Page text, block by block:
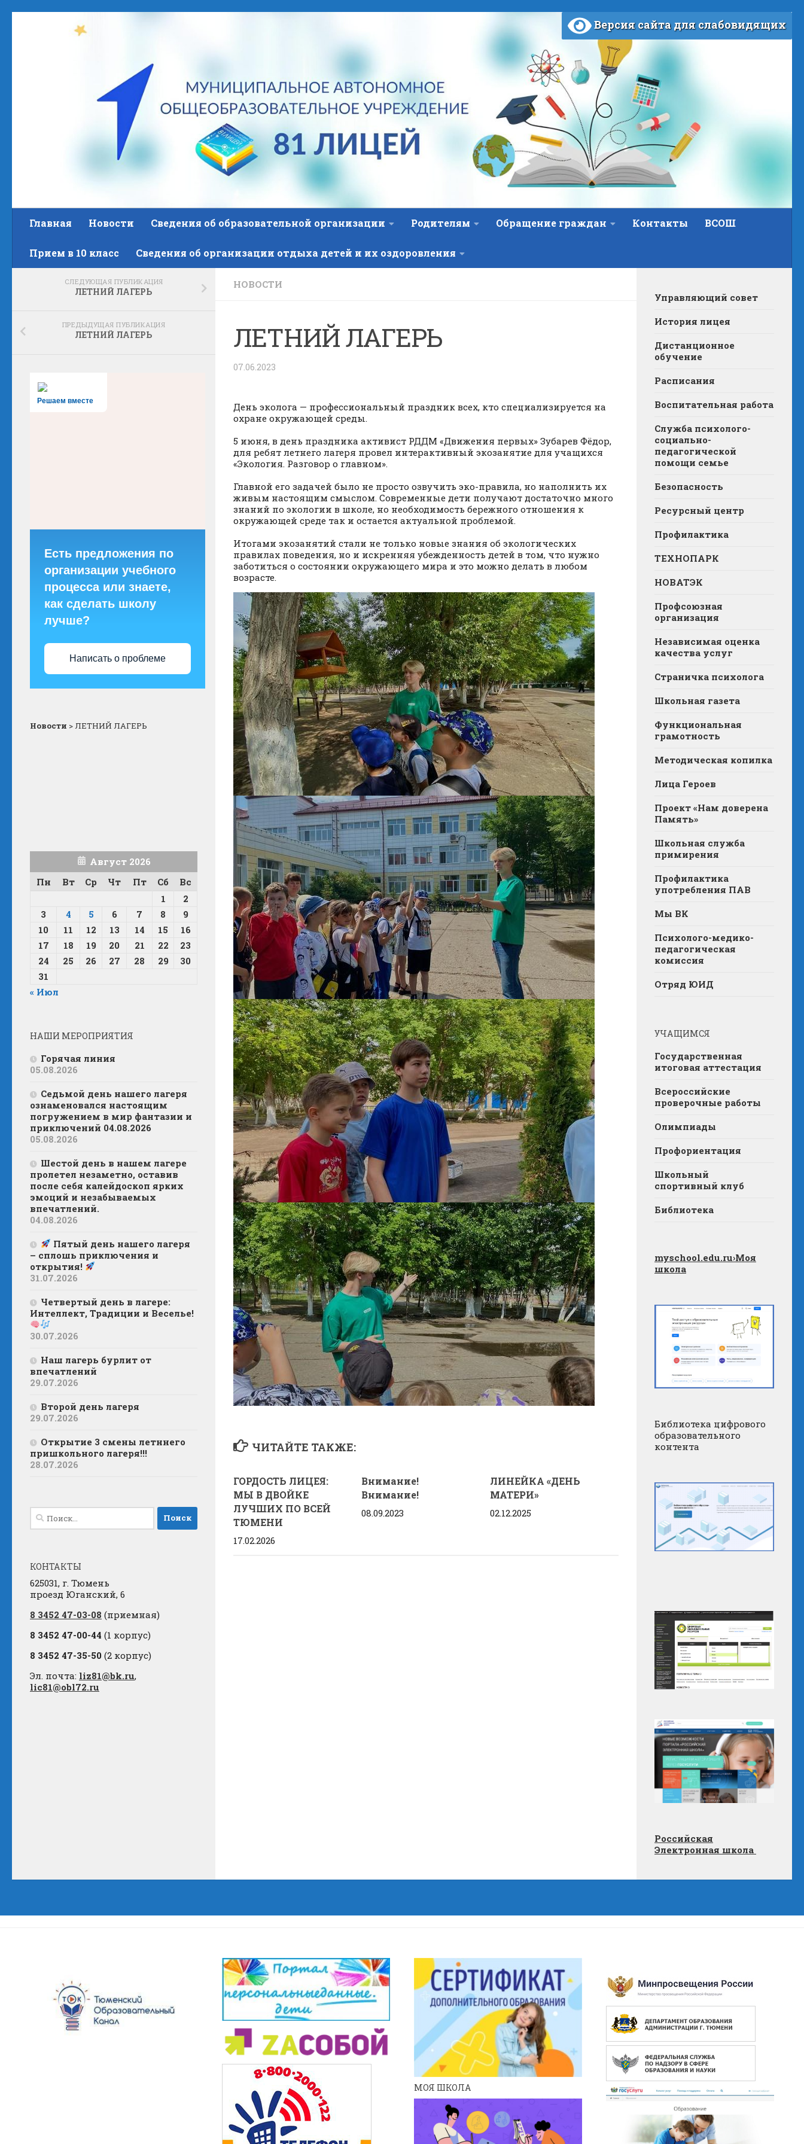
Версия сайта для слабовидящих
Главная Новости Сведения об образовательной организации Родителям Обращение граждан Контакты ВСОШ
Прием в 10 класс Сведения об организации отдыха детей и их оздоровления
НОВОСТИ
ЛЕТНИЙ ЛАГЕРЬ
07.06.2023
День эколога — профессиональный праздник всех, кто специализируется на
охране окружающей среды.
5 июня, в день праздника активист РДДМ «Движения первых» Зубарев Фёдор,
для ребят летнего лагеря провел интерактивный экозанятие для учащихся
«Экология. Разговор о главном».
Главной его задачей было не просто озвучить эко-правила, но наполнить их
живым настоящим смыслом. Современные дети получают достаточно много
знаний по экологии в школе, но необходимость бережного отношения к
окружающей среде так и остается актуальной проблемой.
Итогами экозанятий стали не только новые знания об экологических
правилах поведения, но и искренняя убежденность детей в том, что нужно
заботиться о состоянии окружающего мира и это можно делать в любом
возрасте.
ЧИТАЙТЕ ТАКЖЕ:
ГОРДОСТЬ ЛИЦЕЯ:
МЫ В ДВОЙКЕ
ЛУЧШИХ ПО ВСЕЙ
ТЮМЕНИ
17.02.2026
Внимание!
Внимание!
08.09.2023
ЛИНЕЙКА «ДЕНЬ
МАТЕРИ»
02.12.2025
СЛЕДУЮЩАЯ ПУБЛИКАЦИЯ
ЛЕТНИЙ ЛАГЕРЬ
ПРЕДЫДУЩАЯ ПУБЛИКАЦИЯ
ЛЕТНИЙ ЛАГЕРЬ
Решаем вместе
Есть предложения по
организации учебного
процесса или знаете,
как сделать школу
лучше?
Написать о проблеме
Новости >ЛЕТНИЙ ЛАГЕРЬ
Август 2026
Пн
Вт Ср Чт Пт Сб
Вс
1
2
3
4 5 6 7 8
9
10
11 12 13 14 15
16
17
18 19 20 21 22
23
24
25 26 27 28 29
30
31
« Июл
НАШИ МЕРОПРИЯТИЯ
Горячая линия
05.08.2026
Седьмой день нашего лагеря
ознаменовался настоящим
погружением в мир фантазии и
приключений 04.08.2026
05.08.2026
Шестой день в нашем лагере
пролетел незаметно, оставив
после себя калейдоскоп ярких
эмоций и незабываемых
впечатлений.
04.08.2026
Пятый день нашего лагеря
– сплошь приключения и
открытия!
31.07.2026
Четвертый день в лагере:
Интеллект, Традиции и Веселье!
30.07.2026
Наш лагерь бурлит от
впечатлений
29.07.2026
Второй день лагеря
29.07.2026
Открытие 3 смены летннего
пришкольного лагеря!!!
28.07.2026
Найти:
КОНТАКТЫ
625031, г. Тюмень
проезд Юганский, 6
8 3452 47-03-08 (приемная)
8 3452 47-00-44 (1 корпус)
8 3452 47-35-50 (2 корпус)
Эл. почта: liz81@bk.ru,
lic81@obl72.ru
Управляющий совет
История лицея
Дистанционное
обучение
Расписания
Воспитательная работа
Служба психолого-
социально-
педагогической
помощи семье
Безопасность
Ресурсный центр
Профилактика
ТЕХНОПАРК
НОВАТЭК
Профсоюзная
организация
Независимая оценка
качества услуг
Страничка психолога
Школьная газета
Функциональная
грамотность
Методическая копилка
Лица Героев
Проект «Нам доверена
Память»
Школьная служба
примирения
Профилактика
употребления ПАВ
Мы ВК
Психолого-медико-
педагогическая
комиссия
Отряд ЮИД
УЧАЩИМСЯ
Государственная
итоговая аттестация
Всероссийские
проверочные работы
Олимпиады
Профориентация
Школьный
спортивный клуб
Библиотека
myschool.edu.ru›Моя
школа
Библиотека цифрового
образовательного
контента
Российская
Электронная школа
МОЯ ШКОЛА